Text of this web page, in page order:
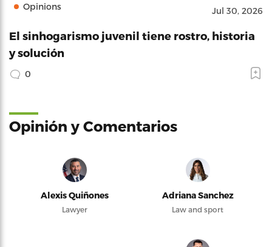
Opinions Jul 30, 2026
El sinhogarismo juvenil tiene rostro, historia
y solución
0
Opinión y Comentarios
Alexis Quiñones
Lawyer
Adriana Sanchez
Law and sport